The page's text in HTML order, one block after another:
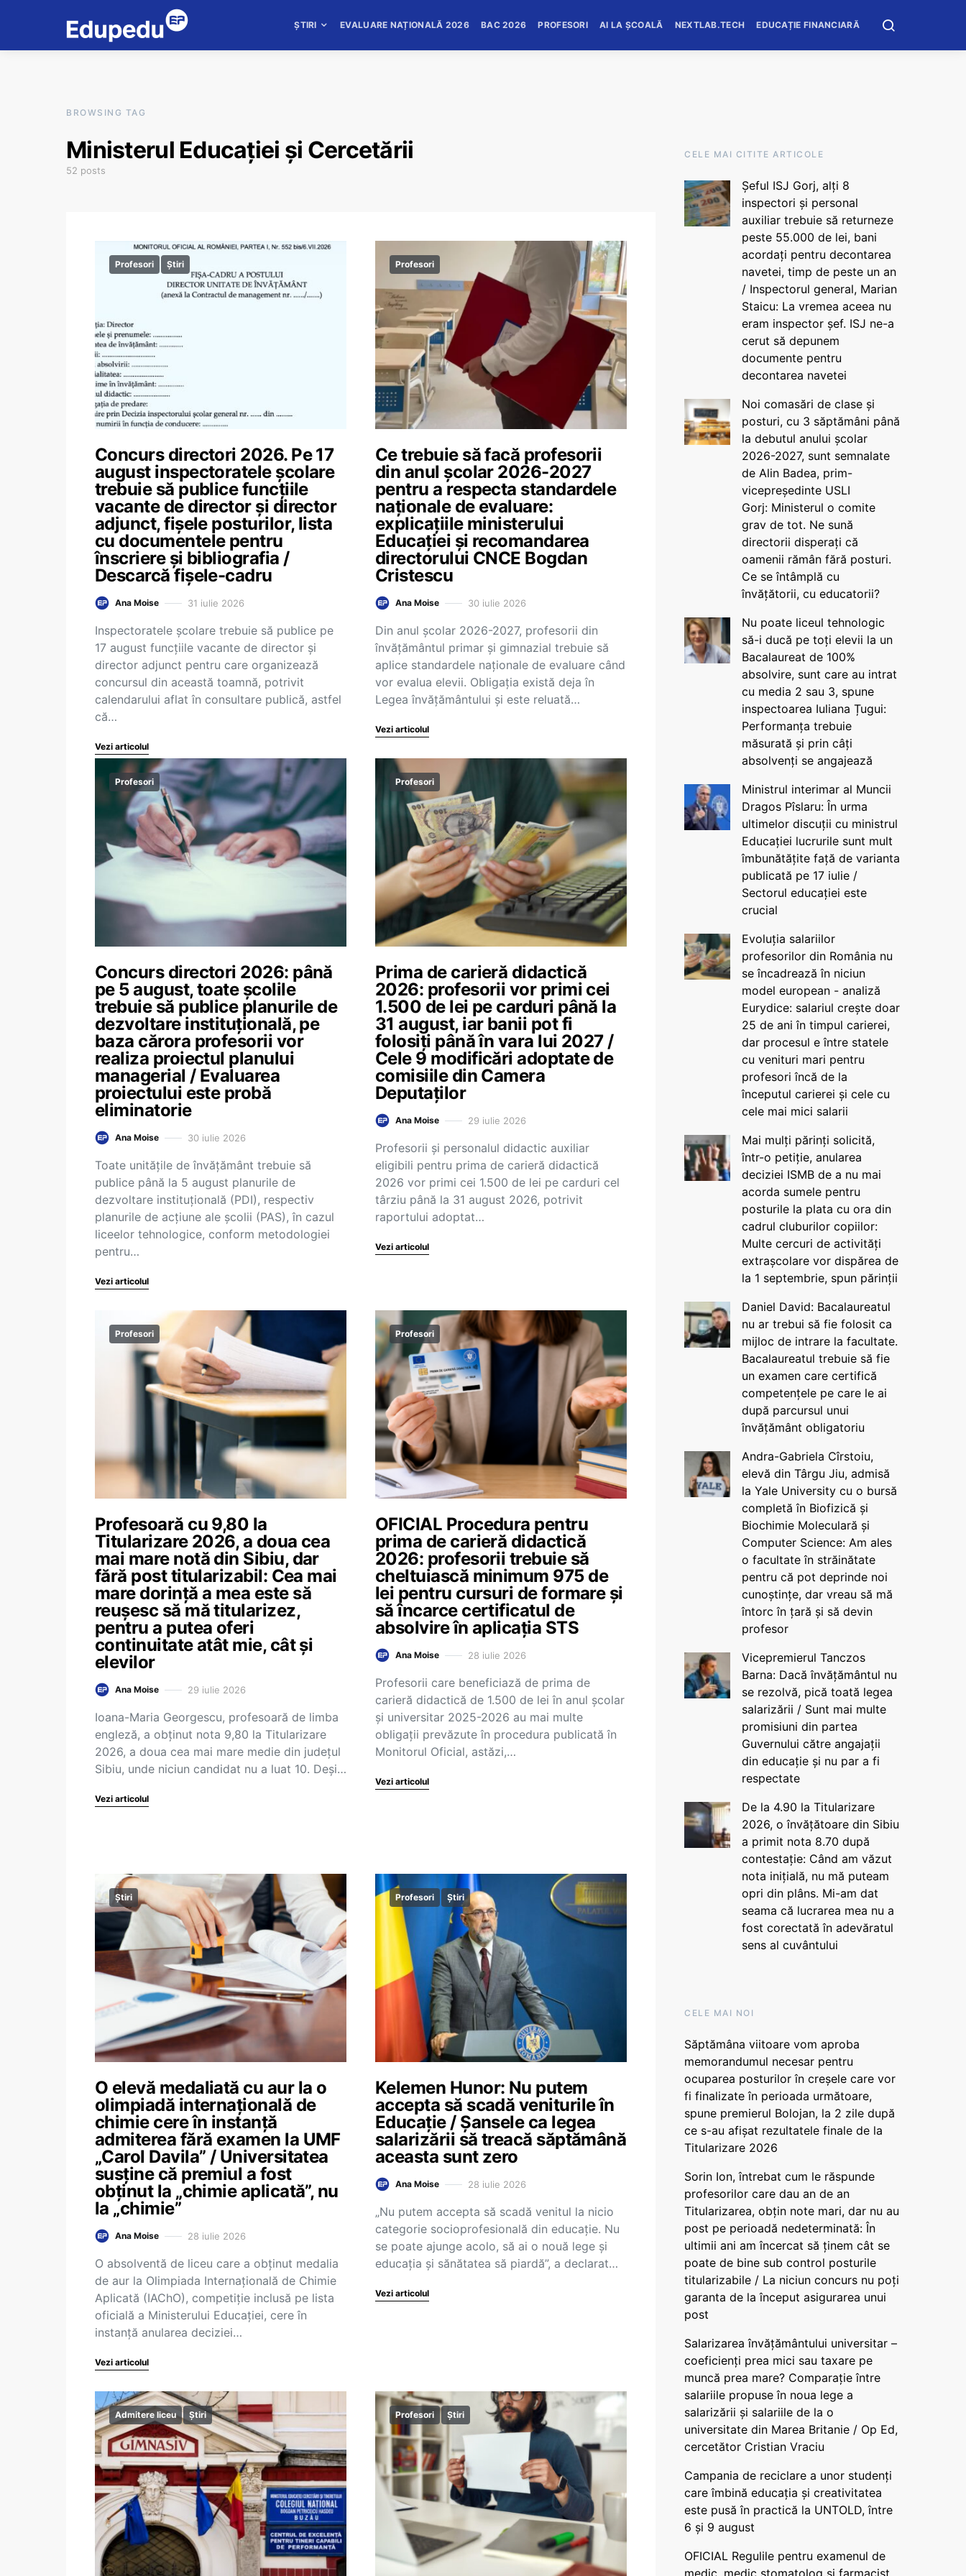
ȘTIRI EVALUARE NAȚIONALĂ 2026 BAC 2026 PROFESORI AI LA ȘCOALĂ NEXTLAB.TECH EDUCAȚIE FINANCIARĂ
BROWSING TAG
Ministerul Educației și Cercetării
52 posts
Profesori Știri
Concurs directori 2026. Pe 17
august inspectoratele școlare
trebuie să publice funcțiile
vacante de director și director
adjunct, fișele posturilor, lista
cu documentele pentru
înscriere și bibliografia /
Descarcă fișele-cadru
Ana Moise 31 iulie 2026
Inspectoratele școlare trebuie să publice pe
17 august funcțiile vacante de director și
director adjunct pentru care organizează
concursul din această toamnă, potrivit
calendarului aflat în consultare publică, astfel
că…
Vezi articolul
Profesori
Ce trebuie să facă profesorii
din anul școlar 2026-2027
pentru a respecta standardele
naționale de evaluare:
explicațiile ministerului
Educației și recomandarea
directorului CNCE Bogdan
Cristescu
Ana Moise 30 iulie 2026
Din anul școlar 2026-2027, profesorii din
învățământul primar și gimnazial trebuie să
aplice standardele naționale de evaluare când
vor evalua elevii. Obligația există deja în
Legea învățământului și este reluată…
Vezi articolul
Profesori
Concurs directori 2026: până
pe 5 august, toate școlile
trebuie să publice planurile de
dezvoltare instituțională, pe
baza cărora profesorii vor
realiza proiectul planului
managerial / Evaluarea
proiectului este probă
eliminatorie
Ana Moise 30 iulie 2026
Toate unitățile de învățământ trebuie să
publice până la 5 august planurile de
dezvoltare instituțională (PDI), respectiv
planurile de acțiune ale școlii (PAS), în cazul
liceelor tehnologice, conform metodologiei
pentru…
Vezi articolul
Profesori
Prima de carieră didactică
2026: profesorii vor primi cei
1.500 de lei pe carduri până la
31 august, iar banii pot fi
folosiți până în vara lui 2027 /
Cele 9 modificări adoptate de
comisiile din Camera
Deputaților
Ana Moise 29 iulie 2026
Profesorii și personalul didactic auxiliar
eligibili pentru prima de carieră didactică
2026 vor primi cei 1.500 de lei pe carduri cel
târziu până la 31 august 2026, potrivit
raportului adoptat…
Vezi articolul
Profesori
Profesoară cu 9,80 la
Titularizare 2026, a doua cea
mai mare notă din Sibiu, dar
fără post titularizabil: Cea mai
mare dorință a mea este să
reușesc să mă titularizez,
pentru a putea oferi
continuitate atât mie, cât și
elevilor
Ana Moise 29 iulie 2026
Ioana-Maria Georgescu, profesoară de limba
engleză, a obținut nota 9,80 la Titularizare
2026, a doua cea mai mare medie din județul
Sibiu, unde niciun candidat nu a luat 10. Deși…
Vezi articolul
Profesori
OFICIAL Procedura pentru
prima de carieră didactică
2026: profesorii trebuie să
cheltuiască minimum 975 de
lei pentru cursuri de formare și
să încarce certificatul de
absolvire în aplicația STS
Ana Moise 28 iulie 2026
Profesorii care beneficiază de prima de
carieră didactică de 1.500 de lei în anul școlar
și universitar 2025-2026 au mai multe
obligații prevăzute în procedura publicată în
Monitorul Oficial, astăzi,…
Vezi articolul
Știri
O elevă medaliată cu aur la o
olimpiadă internațională de
chimie cere în instanță
admiterea fără examen la UMF
„Carol Davila” / Universitatea
susține că premiul a fost
obținut la „chimie aplicată”, nu
la „chimie”
Ana Moise 28 iulie 2026
O absolventă de liceu care a obținut medalia
de aur la Olimpiada Internațională de Chimie
Aplicată (IAChO), competiție inclusă pe lista
oficială a Ministerului Educației, cere în
instanță anularea deciziei…
Vezi articolul
Profesori Știri
Kelemen Hunor: Nu putem
accepta să scadă veniturile în
Educație / Șansele ca legea
salarizării să treacă săptămână
aceasta sunt zero
Ana Moise 28 iulie 2026
„Nu putem accepta să scadă venitul la nicio
categorie socioprofesională din educație. Nu
se poate ajunge acolo, să ai o nouă lege și
educația și sănătatea să piardă”, a declarat…
Vezi articolul
Admitere liceu Știri Profesori Știri
CELE MAI CITITE ARTICOLE
Șeful ISJ Gorj, alți 8
inspectori și personal
auxiliar trebuie să returneze
peste 55.000 de lei, bani
acordați pentru decontarea
navetei, timp de peste un an
/ Inspectorul general, Marian
Staicu: La vremea aceea nu
eram inspector șef. ISJ ne-a
cerut să depunem
documente pentru
decontarea navetei
Noi comasări de clase și
posturi, cu 3 săptămâni până
la debutul anului școlar
2026-2027, sunt semnalate
de Alin Badea, prim-
vicepreședinte USLI
Gorj: Ministerul o comite
grav de tot. Ne sună
directorii disperați că
oamenii rămân fără posturi.
Ce se întâmplă cu
învățătorii, cu educatorii?
Nu poate liceul tehnologic
să-i ducă pe toți elevii la un
Bacalaureat de 100%
absolvire, sunt care au intrat
cu media 2 sau 3, spune
inspectoarea Iuliana Țugui:
Performanța trebuie
măsurată și prin câți
absolvenți se angajează
Ministrul interimar al Muncii
Dragos Pîslaru: În urma
ultimelor discuții cu ministrul
Educației lucrurile sunt mult
îmbunătățite față de varianta
publicată pe 17 iulie /
Sectorul educației este
crucial
Evoluția salariilor
profesorilor din România nu
se încadrează în niciun
model european - analiză
Eurydice: salariul crește doar
25 de ani în timpul carierei,
dar procesul e între statele
cu venituri mari pentru
profesori încă de la
începutul carierei și cele cu
cele mai mici salarii
Mai mulți părinți solicită,
într-o petiție, anularea
deciziei ISMB de a nu mai
acorda sumele pentru
posturile la plata cu ora din
cadrul cluburilor copiilor:
Multe cercuri de activități
extrașcolare vor dispărea de
la 1 septembrie, spun părinții
Daniel David: Bacalaureatul
nu ar trebui să fie folosit ca
mijloc de intrare la facultate.
Bacalaureatul trebuie să fie
un examen care certifică
competențele pe care le ai
după parcursul unui
învățământ obligatoriu
Andra-Gabriela Cîrstoiu,
elevă din Târgu Jiu, admisă
la Yale University cu o bursă
completă în Biofizică și
Biochimie Moleculară și
Computer Science: Am ales
o facultate în străinătate
pentru că pot deprinde noi
cunoștințe, dar vreau să mă
întorc în țară și să devin
profesor
Vicepremierul Tanczos
Barna: Dacă învățământul nu
se rezolvă, pică toată legea
salarizării / Sunt mai multe
promisiuni din partea
Guvernului către angajații
din educație și nu par a fi
respectate
De la 4.90 la Titularizare
2026, o învățătoare din Sibiu
a primit nota 8.70 după
contestație: Când am văzut
nota inițială, nu mă puteam
opri din plâns. Mi-am dat
seama că lucrarea mea nu a
fost corectată în adevăratul
sens al cuvântului
CELE MAI NOI
Săptămâna viitoare vom aproba
memorandumul necesar pentru
ocuparea posturilor în creșele care vor
fi finalizate în perioada următoare,
spune premierul Bolojan, la 2 zile după
ce s-au afișat rezultatele finale de la
Titularizare 2026
Sorin Ion, întrebat cum le răspunde
profesorilor care dau an de an
Titularizarea, obțin note mari, dar nu au
post pe perioadă nedeterminată: În
ultimii ani am încercat să ținem cât se
poate de bine sub control posturile
titularizabile / La niciun concurs nu poți
garanta de la început asigurarea unui
post
Salarizarea învățământului universitar –
coeficienți prea mici sau taxare pe
muncă prea mare? Comparație între
salariile propuse în noua lege a
salarizării și salariile de la o
universitate din Marea Britanie / Op Ed,
cercetător Cristian Vraciu
Campania de reciclare a unor studenți
care îmbină educația și creativitatea
este pusă în practică la UNTOLD, între
6 și 9 august
OFICIAL Regulile pentru examenul de
medic, medic stomatolog și farmacist